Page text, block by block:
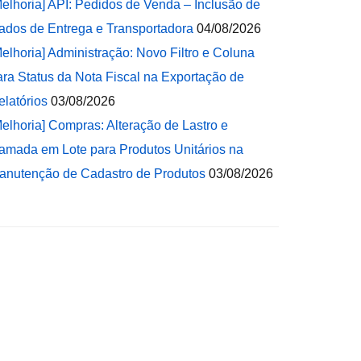
API: Pedidos de Venda – Inclusão de
de Entrega e Transportadora 04/08/2026
Administração: Novo Filtro e Coluna
Status da Nota Fiscal na Exportação de
03/08/2026
Compras: Alteração de Lastro e
em Lote para Produtos Unitários na
de Cadastro de Produtos 03/08/2026